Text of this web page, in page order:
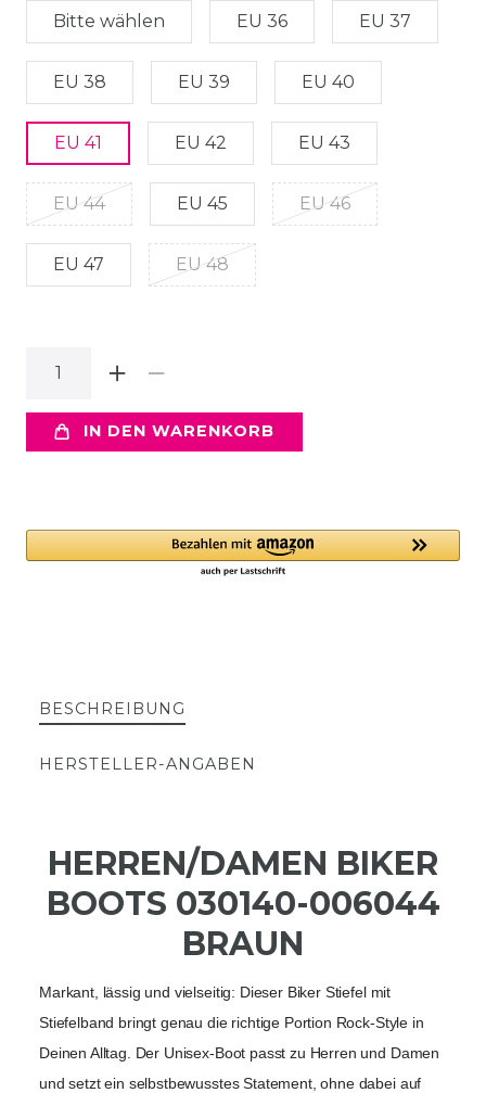
Bitte wählen EU 36 EU 37
EU 38 EU 39 EU 40
EU 41 EU 42 EU 43
EU 44 EU 45 EU 46
EU 47 EU 48
IN DEN WARENKORB
BESCHREIBUNG
HERSTELLER-ANGABEN
HERREN/DAMEN BIKER
BOOTS 030140-006044
BRAUN
Markant, lässig und vielseitig: Dieser Biker Stiefel mit
Stiefelband bringt genau die richtige Portion Rock-Style in
Deinen Alltag. Der Unisex-Boot passt zu Herren und Damen
und setzt ein selbstbewusstes Statement, ohne dabei auf